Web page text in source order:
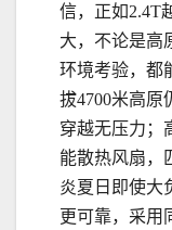
信，正如2.4T
大，不论是高
环境考验，都
拔4700米高原
穿越无压力；
能散热风扇，
炎夏日即使大
更可靠，采用